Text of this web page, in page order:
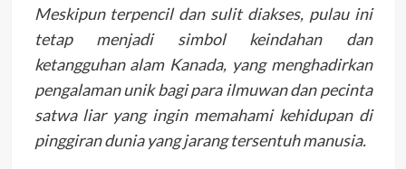
Meskipun terpencil dan sulit diakses, pulau ini
tetap menjadi simbol keindahan dan
ketangguhan alam Kanada, yang menghadirkan
pengalaman unik bagi para ilmuwan dan pecinta
satwa liar yang ingin memahami kehidupan di
pinggiran dunia yang jarang tersentuh manusia.